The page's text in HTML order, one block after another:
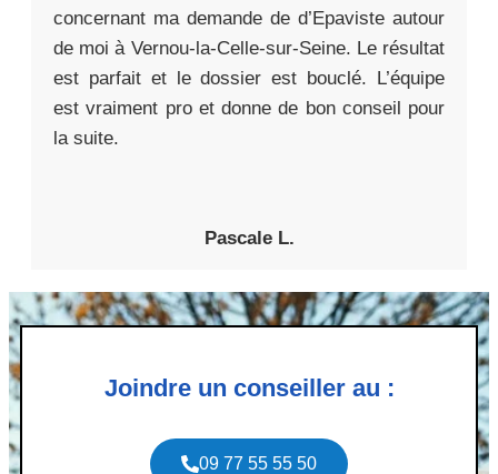
concernant ma demande de d’Epaviste autour
de moi à Vernou-la-Celle-sur-Seine. Le résultat
est parfait et le dossier est bouclé. L’équipe
est vraiment pro et donne de bon conseil pour
la suite.
Pascale L.
Joindre un conseiller au :
09 77 55 55 50